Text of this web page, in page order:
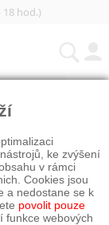
hod.)
ke zvýšení
v rámci
Cookies jsou
a nedostane se k
povolit pouze
funkce webových